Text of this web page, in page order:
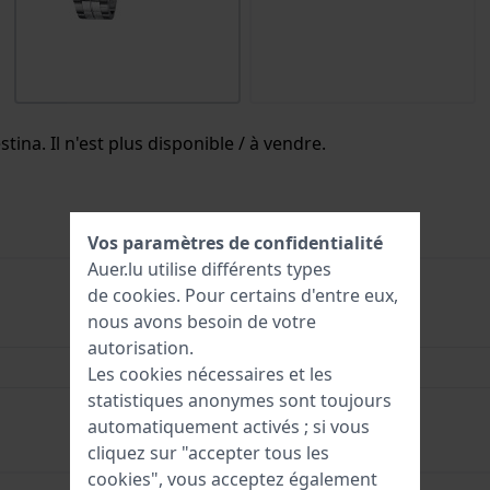
Il n'est plus disponible / à vendre.
8430622559921
44 mm
5 Bar (douche)
Vos paramètres de confidentialité
Auer.lu utilise différents types
de cookies. Pour certains d'entre eux,
nous avons besoin de votre
autorisation.
Les cookies nécessaires et les
statistiques anonymes sont toujours
automatiquement activés ; si vous
cliquez sur "accepter tous les
cookies", vous acceptez également